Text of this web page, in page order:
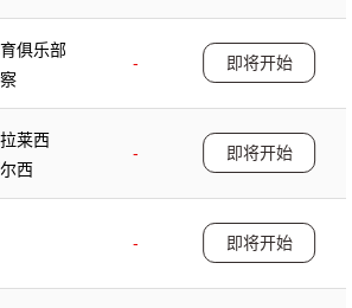
俱乐部
-
即将开始
莱西
-
西
即将开始
-
即将开始